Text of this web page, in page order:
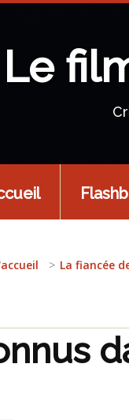
Le
La fiancée